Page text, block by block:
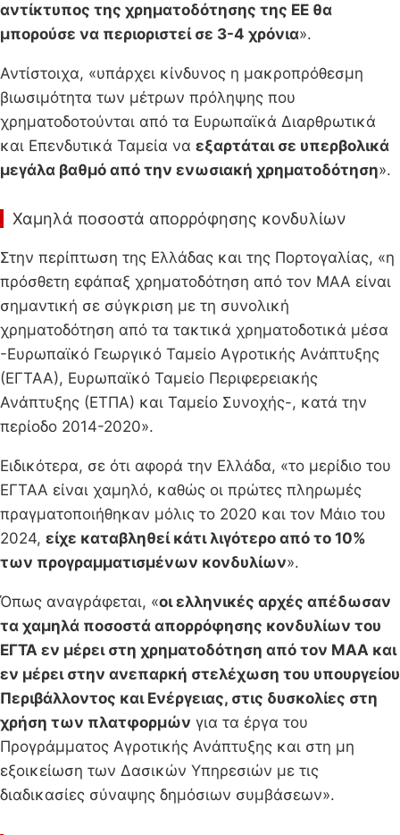
αντίκτυπος της χρηματοδότησης της ΕΕ θα
μπορούσε να περιοριστεί σε 3-4 χρόνια».
Αντίστοιχα, «υπάρχει κίνδυνος η μακροπρόθεσμη
βιωσιμότητα των μέτρων πρόληψης που
χρηματοδοτούνται από τα Ευρωπαϊκά Διαρθρωτικά
και Επενδυτικά Ταμεία να εξαρτάται σε υπερβολικά
μεγάλα βαθμό από την ενωσιακή χρηματοδότηση».
Χαμηλά ποσοστά απορρόφησης κονδυλίων
Στην περίπτωση της Ελλάδας και της Πορτογαλίας, «η
πρόσθετη εφάπαξ χρηματοδότηση από τον ΜΑΑ είναι
σημαντική σε σύγκριση με τη συνολική
χρηματοδότηση από τα τακτικά χρηματοδοτικά μέσα
-Ευρωπαϊκό Γεωργικό Ταμείο Αγροτικής Ανάπτυξης
(ΕΓΤΑΑ), Ευρωπαϊκό Ταμείο Περιφερειακής
Ανάπτυξης (ΕΤΠΑ) και Ταμείο Συνοχής-, κατά την
περίοδο 2014-2020».
Ειδικότερα, σε ότι αφορά την Ελλάδα, «το μερίδιο του
ΕΓΤΑΑ είναι χαμηλό, καθώς οι πρώτες πληρωμές
πραγματοποιήθηκαν μόλις το 2020 και τον Μάιο του
2024, είχε καταβληθεί κάτι λιγότερο από το 10%
των προγραμματισμένων κονδυλίων».
Όπως αναγράφεται, «οι ελληνικές αρχές απέδωσαν
τα χαμηλά ποσοστά απορρόφησης κονδυλίων του
ΕΓΤΑ εν μέρει στη χρηματοδότηση από τον ΜΑΑ και
εν μέρει στην ανεπαρκή στελέχωση του υπουργείου
Περιβάλλοντος και Ενέργειας, στις δυσκολίες στη
χρήση των πλατφορμών για τα έργα του
Προγράμματος Αγροτικής Ανάπτυξης και στη μη
εξοικείωση των Δασικών Υπηρεσιών με τις
διαδικασίες σύναψης δημόσιων συμβάσεων».